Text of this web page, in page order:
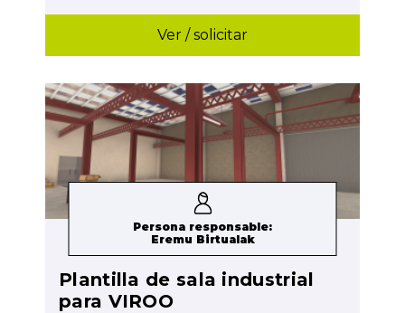
Ver / solicitar
Persona responsable:
Eremu Birtualak
Plantilla de sala industrial
para VIROO